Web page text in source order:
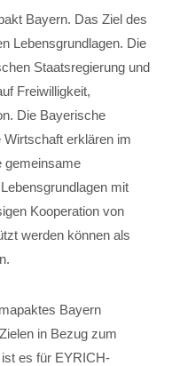
Bayern. Das Ziel des
Lebensgrundlagen. Die
Staatsregierung und
Freiwilligkeit,
Die Bayerische
erklären im
gemeinsame
mit
Kooperation von
werden können als
Bayern
in Bezug zum
es für EYRICH-